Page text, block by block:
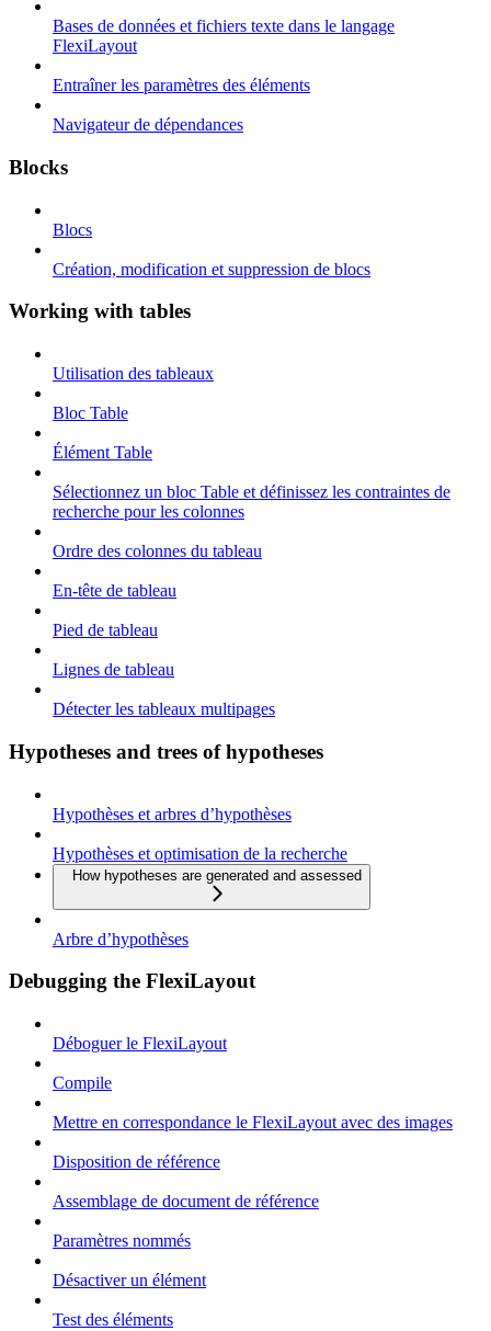
Bases de données et fichiers texte dans le langage
FlexiLayout
Entraîner les paramètres des éléments
Navigateur de dépendances
Blocks
Blocs
Création, modification et suppression de blocs
Working with tables
Utilisation des tableaux
Bloc Table
Élément Table
Sélectionnez un bloc Table et définissez les contraintes de
recherche pour les colonnes
Ordre des colonnes du tableau
En-tête de tableau
Pied de tableau
Lignes de tableau
Détecter les tableaux multipages
Hypotheses and trees of hypotheses
Hypothèses et arbres d’hypothèses
Hypothèses et optimisation de la recherche
How hypotheses are generated and assessed
Arbre d’hypothèses
Debugging the FlexiLayout
Déboguer le FlexiLayout
Compile
Mettre en correspondance le FlexiLayout avec des images
Disposition de référence
Assemblage de document de référence
Paramètres nommés
Désactiver un élément
Test des éléments